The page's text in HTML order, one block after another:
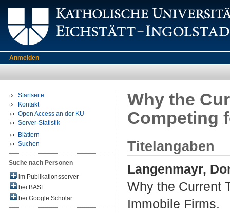
Anmelden
Startseite
Kontakt
Open Access an der KU
Server-Statistik
Blättern
Suchen
Suche nach Personen
im Publikationsserver
bei BASE
bei Google Scholar
Why the
Competing
Titelangaben
Langenmayr,
Why the Current
Immobile Firms.